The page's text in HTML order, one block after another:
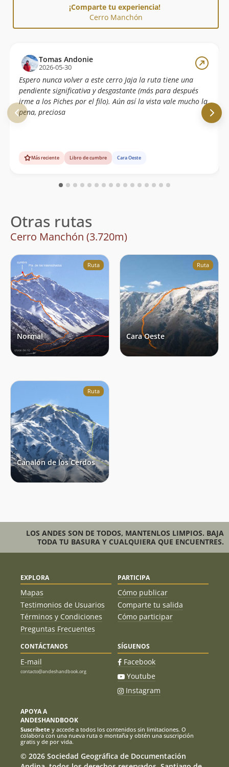
¡Comparte tu experiencia!
Cerro Manchón
Tomas Andonie
2026-05-30
Espero nunca volver a este cerro Jaja la ruta tiene una
pendiente significativa y desgastante (más para después
irme a los Piches por el filo). Aún así la vista vale mucho la
pena, preciosa
Más reciente Libro de cumbre Cara Oeste
Otras rutas
Cerro Manchón (3.720m)
Ruta
Normal
Ruta
Cara Oeste
Ruta
Canalón de los Cerdos
LOS ANDES SON DE TODOS, MANTENLOS LIMPIOS. BAJA
TODA TU BASURA Y CUALQUIERA QUE ENCUENTRES.
EXPLORA
Mapas
Testimonios de Usuarios
Términos y Condiciones
Preguntas Frecuentes
PARTICIPA
Cómo publicar
Comparte tu salida
Cómo participar
CONTÁCTANOS
E-mail
contacto@andeshandbook.org
SÍGUENOS
Facebook
Youtube
Instagram
APOYA A
ANDESHANDBOOK
Suscríbete y accede a todos los contenidos sin limitaciones. O
colabora con una nueva ruta o montaña y obtén una suscripción
gratis y de por vida.
© 2026 Sociedad Geográfica de Documentación